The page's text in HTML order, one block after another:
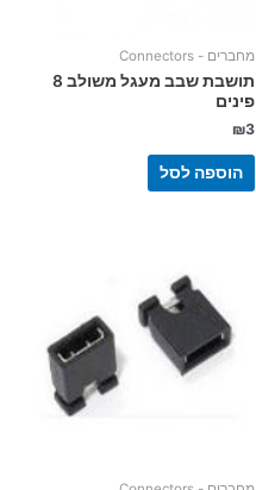
מחברים - Connectors
תושבת שבב מעגל משולב 8
פינים
₪3
הוספה לסל